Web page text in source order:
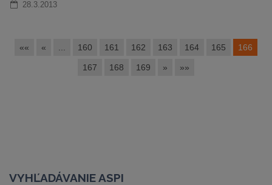
28.3.2013
«« « 160 161 162 163 164 165 166
167 168 169 » »»
VYHĽADÁVANIE ASPI